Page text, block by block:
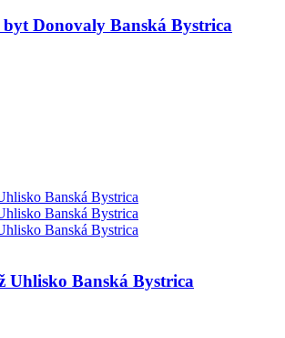
Donovaly Banská Bystrica
Uhlisko Banská Bystrica